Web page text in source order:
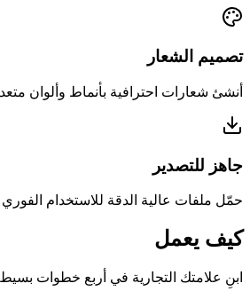
تصميم الشعار
أنشئ شعارات احترافية بأنماط وألوان
جاهز للتصدير
حمّل ملفات عالية الدقة للاستخدام الفوري
كيف يعمل
ابنِ علامتك التجارية في أربع خطوات